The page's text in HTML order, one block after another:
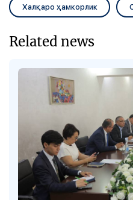
Халқаро ҳамкорлик
Related news